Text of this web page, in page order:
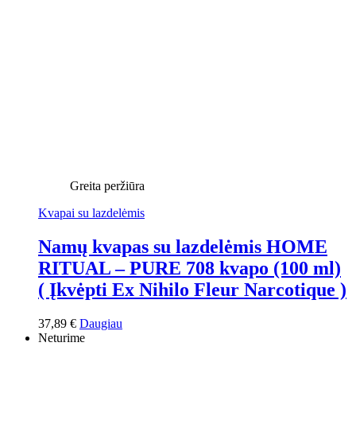
Greita peržiūra
Kvapai su lazdelėmis
Namų kvapas su lazdelėmis HOME
RITUAL – PURE 708 kvapo (100 ml)
( Įkvėpti Ex Nihilo Fleur Narcotique )
37,89 € Daugiau
Neturime